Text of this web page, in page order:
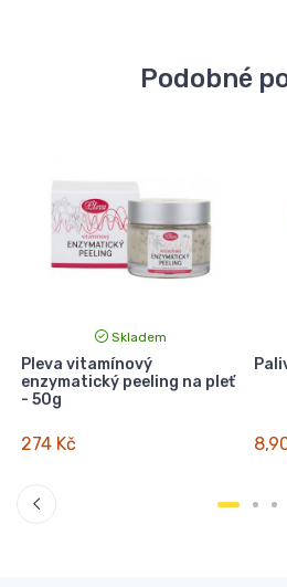
Podobné
Skladem
Pleva vitamínový
enzymatický peeling na pleť
- 50g
274 Kč